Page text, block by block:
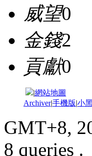
威望0
金錢2
貢獻0
|網站地圖
Archiver|手機版|小
GMT+8,
8 queries .